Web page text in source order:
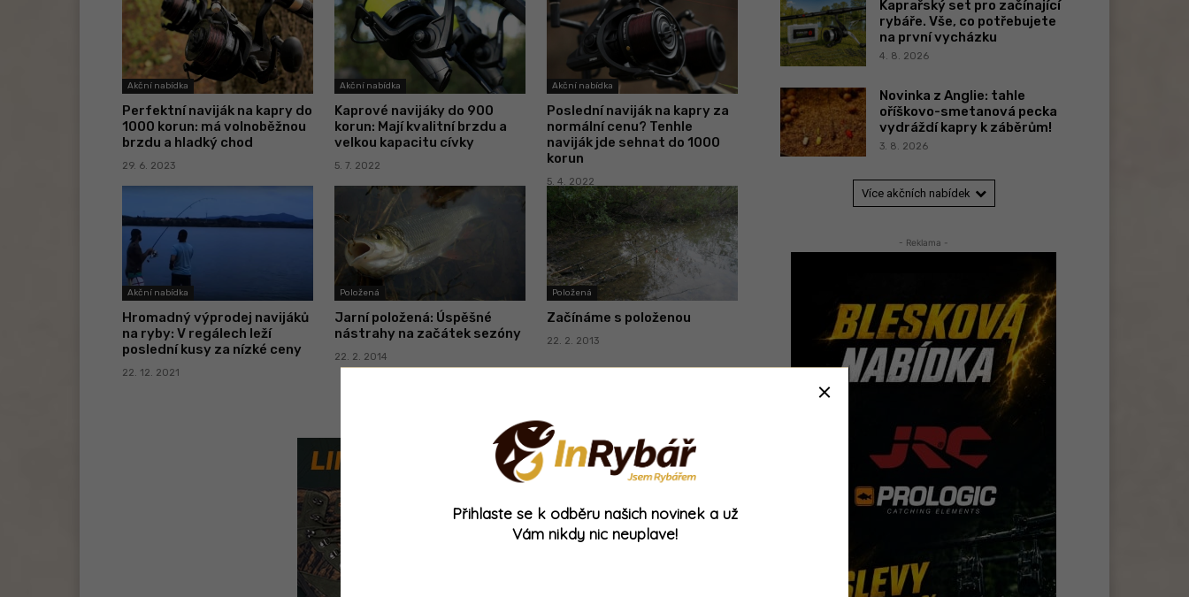
Akční nabídka
Perfektní naviják na kapry do
1000 korun: má volnoběžnou
brzdu a hladký chod
29. 6. 2023
Akční nabídka
Kaprové navijáky do 900
korun: Mají kvalitní brzdu a
velkou kapacitu cívky
5. 7. 2022
Akční nabídka
Poslední naviják na kapry za
normální cenu? Tenhle
naviják jde sehnat do 1000
korun
5. 4. 2022
Akční nabídka
Hromadný výprodej navijáků
na ryby: V regálech leží
poslední kusy za nízké ceny
22. 12. 2021
Položená
Jarní položená: Úspěšné
nástrahy na začátek sezóny
22. 2. 2014
Položená
Začínáme s položenou
22. 2. 2013
Kaprařský set pro začínající
rybáře. Vše, co potřebujete
na první vycházku
4. 8. 2026
Novinka z Anglie: tahle
oříškovo-smetanová pecka
vydráždí kapry k záběrům!
3. 8. 2026
Více akčních nabídek
- Reklama -
Přihlaste se k odběru našich novinek a už
Vám nikdy nic neuplave!